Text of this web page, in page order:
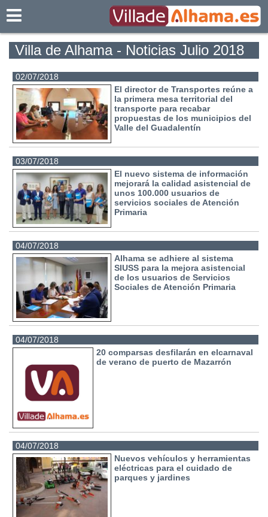
Villa de Alhama - Noticias Julio 2018
02/07/2018
El director de Transportes reúne a
la primera mesa territorial del
transporte para recabar
propuestas de los municipios del
Valle del Guadalentín
03/07/2018
El nuevo sistema de información
mejorará la calidad asistencial de
unos 100.000 usuarios de
servicios sociales de Atención
Primaria
04/07/2018
Alhama se adhiere al sistema
SIUSS para la mejora asistencial
de los usuarios de Servicios
Sociales de Atención Primaria
04/07/2018
20 comparsas desfilarán en elcarnaval
de verano de puerto de Mazarrón
04/07/2018
Nuevos vehículos y herramientas
eléctricas para el cuidado de
parques y jardines